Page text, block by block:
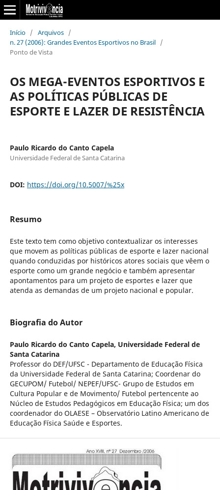
Início / Arquivos /
n. 27 (2006): Grandes Eventos Esportivos no Brasil /
Ponto de Vista
OS MEGA-EVENTOS ESPORTIVOS E
AS POLÍTICAS PÚBLICAS DE
ESPORTE E LAZER DE RESISTÊNCIA
Paulo Ricardo do Canto Capela
Universidade Federal de Santa Catarina
DOI: https://doi.org/10.5007/%25x
Resumo
Este texto tem como objetivo contextualizar os interesses
que movem as políticas públicas de esporte e lazer nacional
quando conduzidas por históricos atores sociais que vêem o
esporte como um grande negócio e também apresentar
apontamentos para um projeto de esportes e lazer que
atenda as demandas de um projeto nacional e popular.
Biografia do Autor
Paulo Ricardo do Canto Capela, Universidade Federal de
Santa Catarina
Professor do DEF/UFSC - Departamento de Educação Física
da Universidade Federal de Santa Catarina; Coordenar do
GECUPOM/ Futebol/ NEPEF/UFSC- Grupo de Estudos em
Cultura Popular e de Movimento/ Futebol pertencente ao
Núcleo de Estudos Pedagógicos em Educação Física; um dos
coordenador do OLAESE – Observatório Latino Americano de
Educação Física Saúde e Esportes.